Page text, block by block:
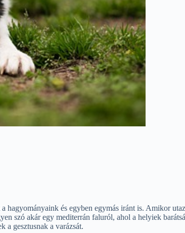
hagyományaink és egyben egymás iránt is. Amikor
szó akár egy mediterrán faluról, ahol a helyiek
a gesztusnak a varázsát.